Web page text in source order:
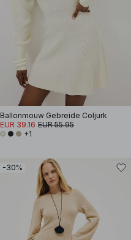
Ballonmouw Gebreide Coljurk
EUR 39.16 EUR 55.95
+1
-30%